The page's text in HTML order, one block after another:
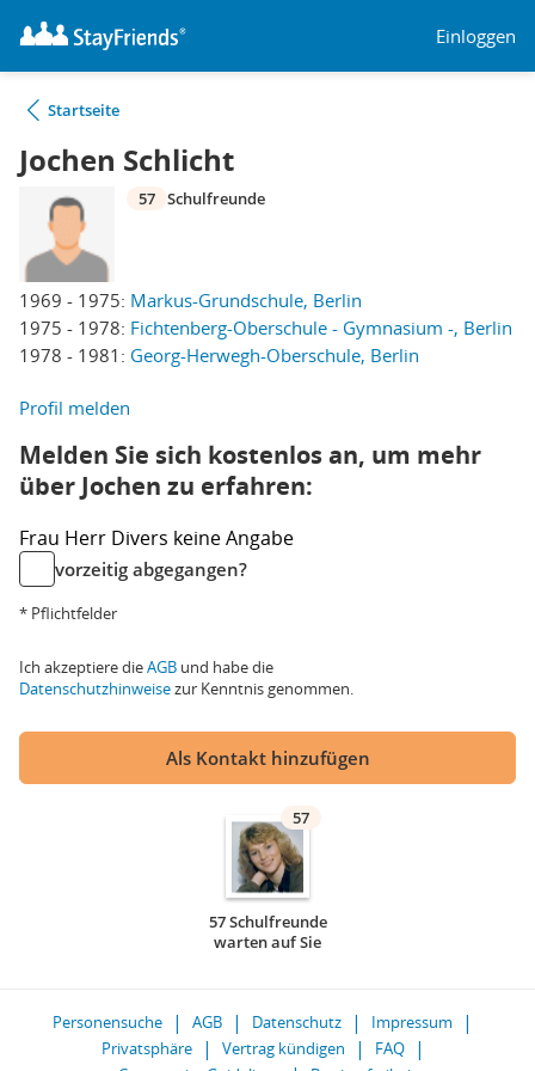
Einloggen
Startseite
Jochen Schlicht
1969 - 1975: Markus-Grundschule, Berlin
1975 - 1978: Fichtenberg-Oberschule - Gymnasium -, Berlin
1978 - 1981: Georg-Herwegh-Oberschule, Berlin
57 Schulfreunde
Profil melden
Melden Sie sich kostenlos an, um mehr
über Jochen zu erfahren:
Frau Herr Divers keine Angabe
vorzeitig abgegangen?
* Pflichtfelder
Ich akzeptiere dieAGB und habe die
Datenschutzhinweisezur Kenntnis genommen.
Als Kontakt hinzufügen
57
57 Schulfreunde
warten auf Sie
Personensuche AGB Datenschutz
Impressum
Privatsphäre
Vertrag kündigen
FAQ